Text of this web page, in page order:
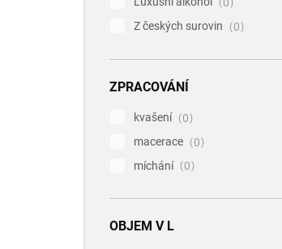
Z českých surovin
0
ZPRACOVÁNÍ
kvašení
0
macerace
0
míchání
0
OBJEM V L